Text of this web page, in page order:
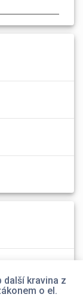
další kravina z
o el.